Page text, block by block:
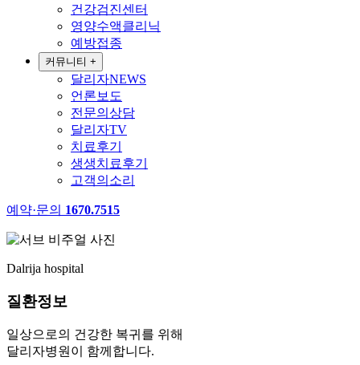
건강검진센터
영양수액클리닉
예방접종
커뮤니티 +
달리자NEWS
언론보도
전문의상담
달리자TV
치료후기
생생치료후기
고객의소리
예약·문의 1670.7515
Dalrija hospital
질환정보
일상으로의 건강한 복귀를 위해
달리자병원이 함께합니다.